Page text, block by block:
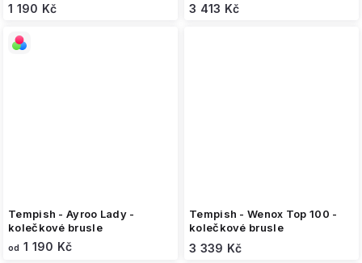
1 190 Kč 3 413 Kč
Tempish - Ayroo Lady -
kolečkové brusle
od 1 190 Kč
Tempish - Wenox Top 100 -
kolečkové brusle
3 339 Kč